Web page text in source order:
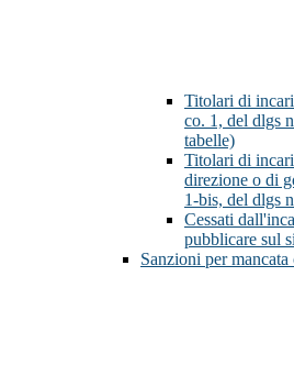
Titolari di
co. 1, del dlgs
tabelle)
Titolari di
direzione o di
1-bis, del dlgs
Cessati
pubblicare sul
Sanzioni per